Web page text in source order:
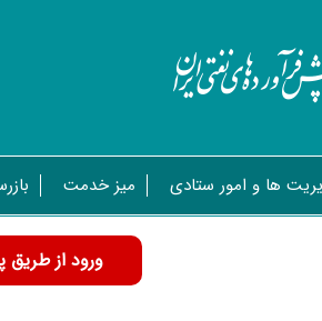
ها و امور ستادی میز خدمت
ورود از